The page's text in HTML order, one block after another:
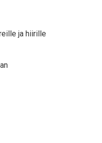
ja hiirille